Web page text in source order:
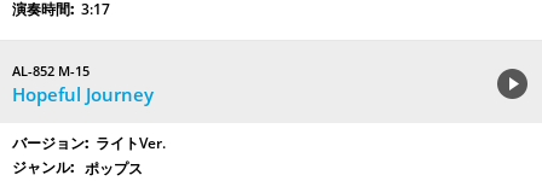
3:17
AL-852 M-15
Hopeful Journey
ライトVer.
ポップス